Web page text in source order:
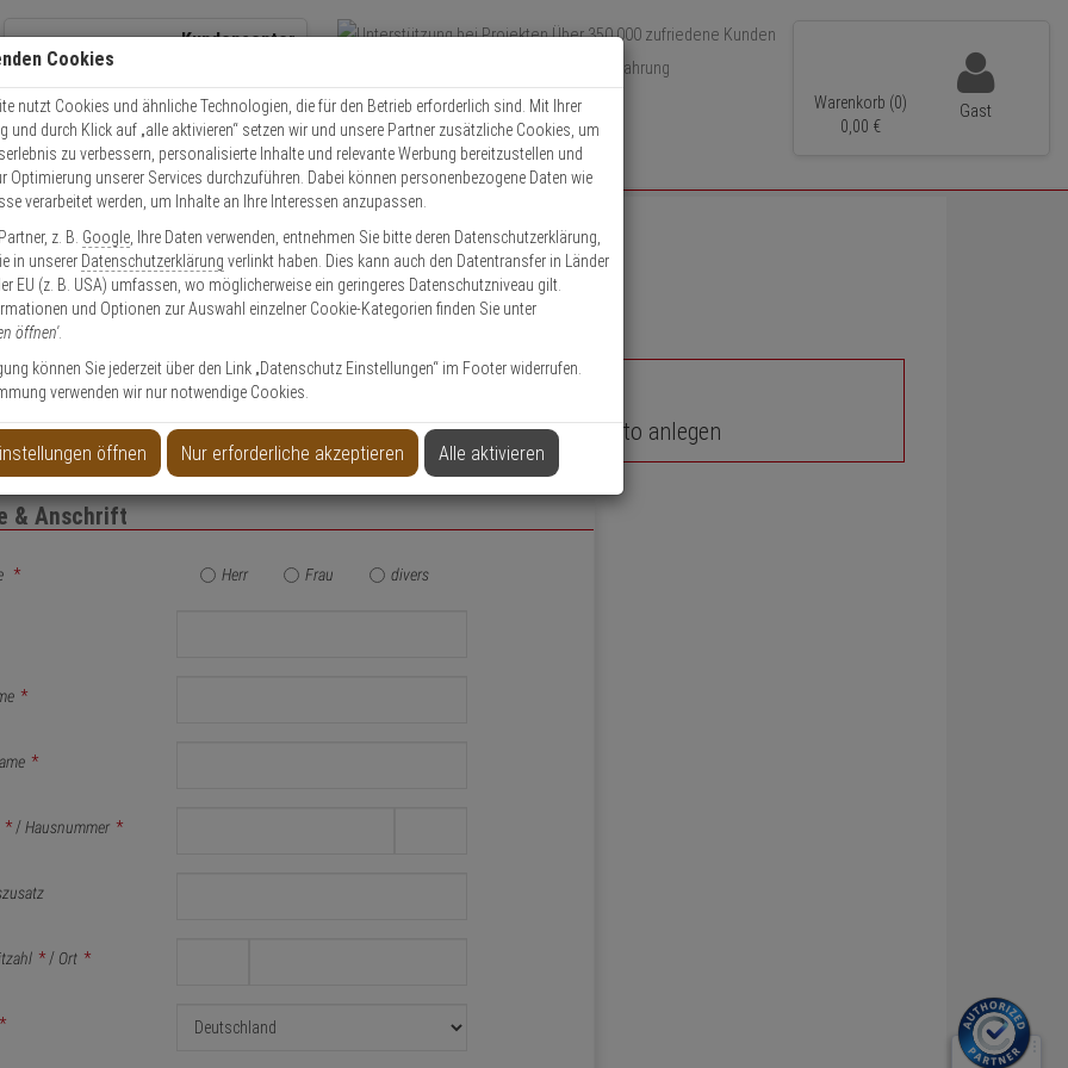
Kundencenter
Kontaktservice nutzen
Mo. - Do.: 8:00 - 16:30 Fr. 8:00 - 14:00 Uhr
Über 350.000 zufriedene Kunden
Über 15 Jahre Erfahrung
Schneller Versand
Warenkorb (0)
0, 00 €
Gast
EXPERT-Security für Privatkunden
Das Beste für Ihre Sicherheit!
anlegen Privatkunden-Konto anlegen
& Anschrift
* Herr Frau divers
*
*
* /Hausnummer *
* / Ort *
*
Cookies
nutzt Cookies und ähnliche Technologien, die für den Betrieb erforderlich sind. Mit Ihrer
und durch Klick auf „alle aktivieren“ setzen wir und unsere Partner zusätzliche Cookies, um
zu verbessern, personalisierte Inhalte und relevante Werbung bereitzustellen und
Optimierung unserer Services durchzuführen. Dabei können personenbezogene Daten wie
verarbeitet werden, um Inhalte an Ihre Interessen anzupassen.
z. B. Google , Ihre Daten verwenden, entnehmen Sie bitte deren Datenschutzerklärung,
in unserer Datenschutzerklärung verlinkt haben. Dies kann auch den Datentransfer in Länder
EU (z. B. USA) umfassen, wo möglicherweise ein geringeres Datenschutzniveau gilt.
und Optionen zur Auswahl einzelner Cookie-Kategorien finden Sie unter
öffnen'.
können Sie jederzeit über den Link „Datenschutz Einstellungen“ im Footer widerrufen.
verwenden wir nur notwendige Cookies.
öffnen Nur erforderliche akzeptieren Alle aktivieren